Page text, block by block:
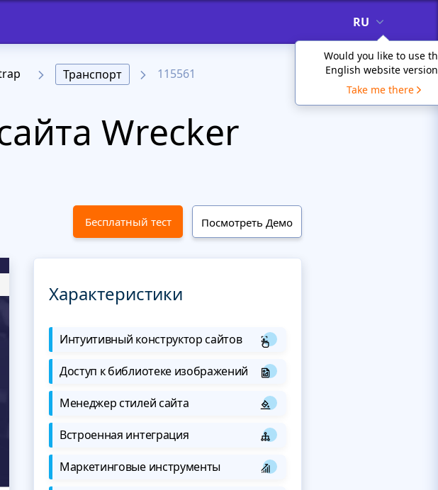
RU
Would you like to use
English website
Take me there
Транспорт 115561
Wrecker
Бесплатный тест Посмотреть Демо
Характеристики
Интуитивный конструктор сайтов
Доступ к библиотеке изображений
Менеджер стилей сайта
Встроенная интеграция
Маркетинговые инструменты